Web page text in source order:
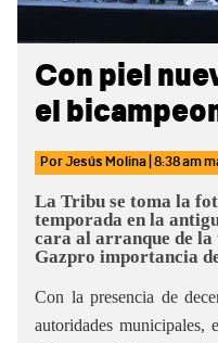
Con piel
el
PorJesús Molina 8:38 am
La Tribu se toma la
temporada en la
cara al arranque de la
Gazpro importancia
Con la presencia de
autoridades municipales,